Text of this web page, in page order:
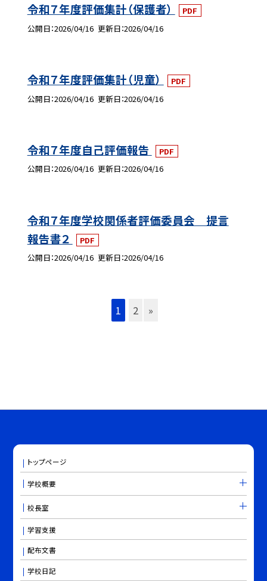
令和７年度評価集計（保護者）
PDF
公開日 2026/04/16 更新日 2026/04/16
令和７年度評価集計（児童）
PDF
公開日 2026/04/16 更新日 2026/04/16
令和７年度自己評価報告
PDF
公開日 2026/04/16 更新日 2026/04/16
令和７年度学校関係者評価委員会 提言
報告書２
PDF
公開日 2026/04/16 更新日 2026/04/16
1 2 »
トップページ
学校概要
校長室
学習支援
配布文書
学校日記